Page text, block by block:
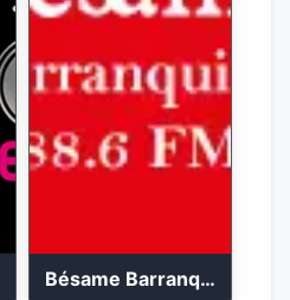
Bésame Barranquilla en vivo 88.6 FM